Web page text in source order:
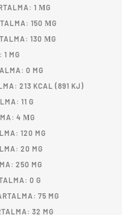
1 ΜG
150 ΜG
130 ΜG
1 MG
0 MG
213 KCAL (891 KJ)
11 G
4 ΜG
120 MG
20 MG
250 MG
0 G
75 MG
32 MG